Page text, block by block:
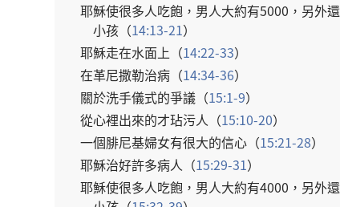
耶穌使很多人吃飽 ， 男人大約有5000， 另外還
小孩 （14:13-21）
耶穌走在水面上 （14:22-33）
在革尼撒勒治病 （14:34-36）
關於洗手儀式的爭議 （15:1-9）
從心裡出來的才玷污人 （15:10-20）
一個腓尼基婦女有很大的信心 （15:21-28）
耶穌治好許多病人 （15:29-31）
耶穌使很多人吃飽 ， 男人大約有4000， 另外還